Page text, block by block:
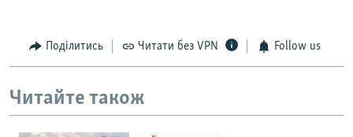
Поділитись Читати без VPN Follow us
Читайте також